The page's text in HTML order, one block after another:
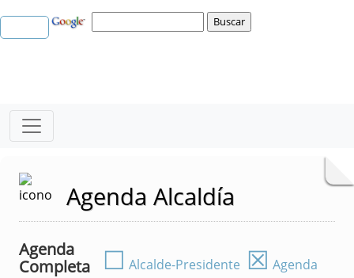
Agenda Alcaldía
Agenda
Completa
☐ Alcalde-Presidente ☒ Agenda